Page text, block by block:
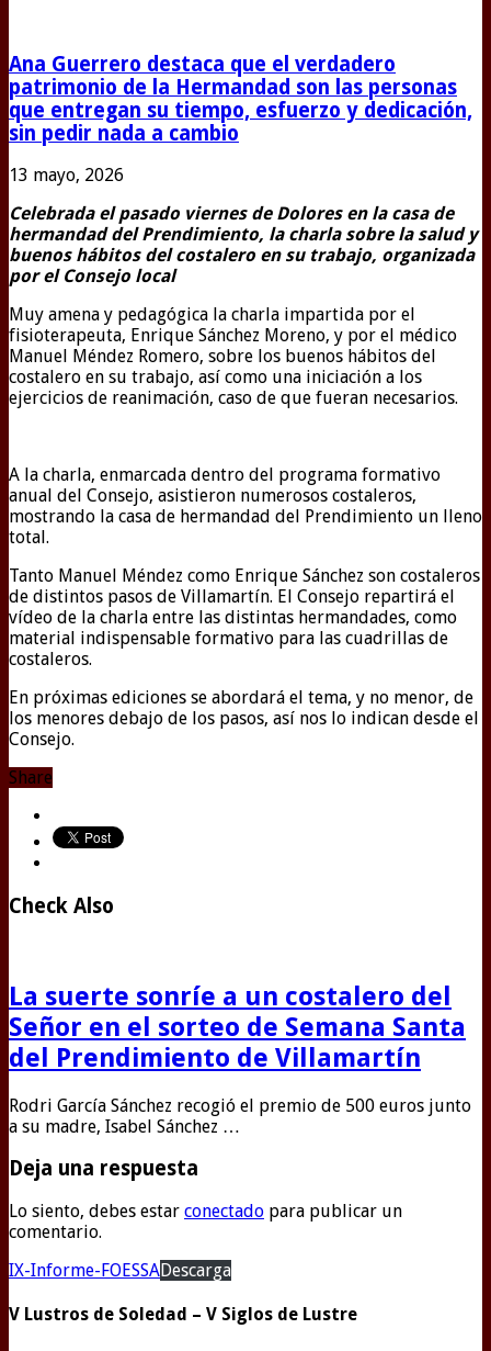
Ana Guerrero destaca que el verdadero
patrimonio de la Hermandad son las personas
que entregan su tiempo, esfuerzo y dedicación,
sin pedir nada a cambio
13 mayo, 2026
Celebrada el pasado viernes de Dolores en la casa de
hermandad del Prendimiento, la charla sobre la salud y
buenos hábitos del costalero en su trabajo, organizada
por el Consejo local
Muy amena y pedagógica la charla impartida por el
fisioterapeuta, Enrique Sánchez Moreno, y por el médico
Manuel Méndez Romero, sobre los buenos hábitos del
costalero en su trabajo, así como una iniciación a los
ejercicios de reanimación, caso de que fueran necesarios.
A la charla, enmarcada dentro del programa formativo
anual del Consejo, asistieron numerosos costaleros,
mostrando la casa de hermandad del Prendimiento un lleno
total.
Tanto Manuel Méndez como Enrique Sánchez son costaleros
de distintos pasos de Villamartín. El Consejo repartirá el
vídeo de la charla entre las distintas hermandades, como
material indispensable formativo para las cuadrillas de
costaleros.
En próximas ediciones se abordará el tema, y no menor, de
los menores debajo de los pasos, así nos lo indican desde el
Consejo.
Share
Check Also
La suerte sonríe a un costalero del
Señor en el sorteo de Semana Santa
del Prendimiento de Villamartín
Rodri García Sánchez recogió el premio de 500 euros junto
a su madre, Isabel Sánchez …
Deja una respuesta
Lo siento, debes estar conectado para publicar un
comentario.
IX-Informe-FOESSADescarga
V Lustros de Soledad – V Siglos de Lustre